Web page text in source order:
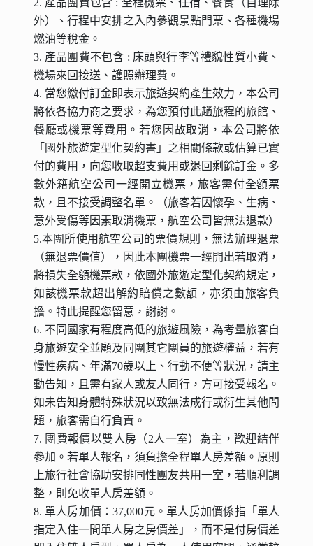
2. 產品團費包含 : 全程機票、住宿、餐食（自理除
外）、行程中安排之入內參觀景點門票、各種機場
燃油等稅金。
3. 產品團費不包含 : 床頭與行李等禮貌性質小費、
機場來回接送、護照辦理費。
4. 當您繳付訂金即表示旅遊契約產生效力，本公司
將依各協力商之要求，為您預付此趟旅程的旅館、
餐廳或機票等費用。若您因故取消，本公司將依
「國外旅遊定型化契約書」之相關條款或估算已實
付的費用，向您收取超支費用或退回剩餘訂金。多
數外籍航空公司一經開立機票，旅客需付全額票
款，且不接受調整名單。（旅客若因懷孕、生病、
意外受傷等因素取消機票，航空公司皆無法退款）
5.本團所使用航空公司的票價規則，無法辦理退票
（無退票價值），因此本團機票一經開出若取消，
將損失全額機票款，依國外旅遊定型化契約規定，
如該機票款超出解約賠償之數額，亦須由旅客負
擔。特此提醒您留意，謝謝。
6. 不同國家有程度高低的旅遊風險，為考量旅客自
身旅遊安全並顧及同團其它團員的旅遊權益，若有
慢性疾病、年滿70歲以上、行動不便等狀況，請主
動告知，且需有家人或友人同行，方可接受報名。
如未告知身體特殊狀況以致無法成行或衍生其他問
題，旅客需自行負責。
7. 團費報價以雙人房（2人一室）為主，歡迎結伴
參加。若單人報名，須負擔全程單人房差額。原則
上旅行社會協助安排同性團友共用一室，若順利調
整，則免收單人房差額。
8. 單人房加價：37,000元。單人房加價係指「單人
指定入住一間單人房之房價差」，而不是付房價差